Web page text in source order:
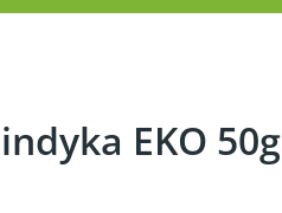
EKO 50g